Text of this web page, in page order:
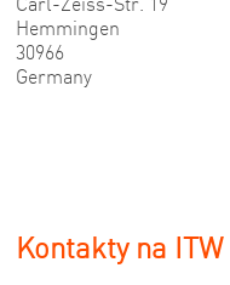
Hemmingen
30966
Germany
Kontakty na